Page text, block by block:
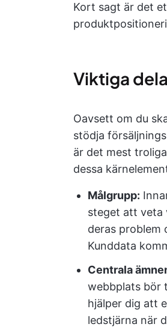
Kort sagt är det
Viktiga
Oavsett om du
stödja
är det mest
dessa
Målgrupp:
steget att veta
deras problem
Kunddata
Centrala
webbplats bör
hjälper dig att
ledstjärna när